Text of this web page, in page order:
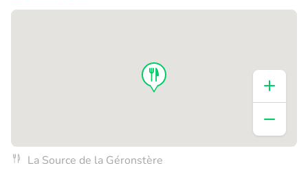
La Source de la Géronstère